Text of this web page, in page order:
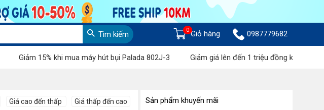
Tìm kiếm 0 Giỏ hàng 0987779682
Giảm 15% khi mua máy hút bụi Palada 802J-3 Giảm giá lên đến 1 triệu đồng khi mua Máy
Giá cao đến thấp Giá thấp đến cao Sản phẩm khuyến mãi